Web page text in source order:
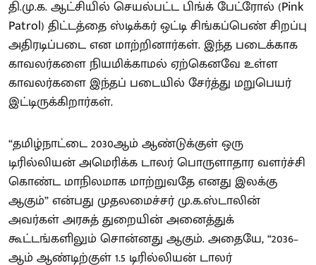
தி.மு.க. ஆட்சியில் செயல்பட்ட பிங்க் பேட்ரோல் (Pink
Patrol) திட்டத்தை ஸ்டிக்கர் ஒட்டி சிங்கப்பெண் சிறப்பு
அதிரடிப்படை என மாற்றினார்கள். இந்த படைக்காக
காவலர்களை நியமிக்காமல் ஏற்கெனவே உள்ள
காவலர்களை இந்தப் படையில் சேர்த்து மறுபெயர்
இட்டிருக்கிறார்கள்.
“தமிழ்நாட்டை 2030ஆம் ஆண்டுக்குள் ஒரு
டிரில்லியன் அமெரிக்க டாலர் பொருளாதார வளர்ச்சி
கொண்ட மாநிலமாக மாற்றுவதே எனது இலக்கு
ஆகும்” என்பது முதலமைச்சர் மு.க.ஸ்டாலின்
அவர்கள் அரசுத் துறையின் அனைத்துக்
கூட்டங்களிலும் சொன்னது ஆகும். அதையே, “2036–
ஆம் ஆண்டிற்குள் 1.5 டிரில்லியன் டாலர்